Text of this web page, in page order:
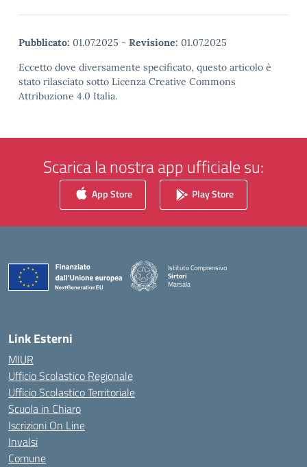
Pubblicato: 01.07.2025 - Revisione: 01.07.2025
Eccetto dove diversamente specificato, questo articolo è
stato rilasciato sotto Licenza Creative Commons
Attribuzione 4.0 Italia.
Scarica la nostra app ufficiale su:
App Store Play Store
Istituto Comprensivo
Sirtori
Marsala
Link Esterni
MIUR
Ufficio Scolastico Regionale
Ufficio Scolastico Territoriale
Scuola in Chiaro
Iscrizioni On Line
Invalsi
Comune